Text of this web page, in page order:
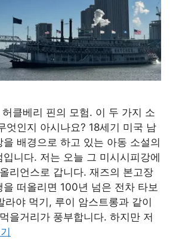
클베리 핀의 모험. 이 두 가지 소
엇인지 아시나요? 18세기 미국 남
배경으로 하고 있는 아동 소설의
니다. 저는 오늘 그 미시시피강에
리언스로 갑니다. 재즈의 본고장
을 떠올리면 100년 넘은 전차 타보
라야 먹기, 루이 암스트롱과 같이
을거리가 풍부합니다. 하지만 저